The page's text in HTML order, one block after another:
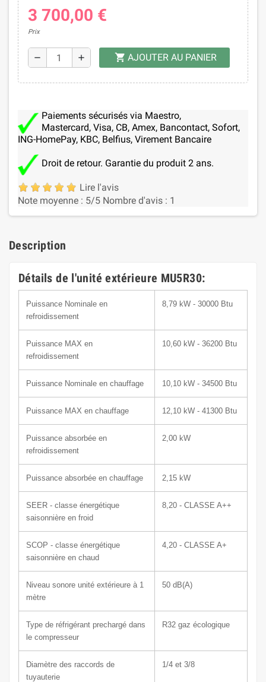
3 700,00 €
Prix
remove add shopping_cart AJOUTER AU PANIER
Paiements sécurisés via Maestro,
Mastercard, Visa, CB, Amex, Bancontact, Sofort,
ING-HomePay, KBC, Belfius, Virement Bancaire
Droit de retour. Garantie du produit 2 ans.
Lire l'avis
Note moyenne : 5/5 Nombre d'avis : 1
Description
Détails de l'unité extérieure MU5R30:
Puissance Nominale en
refroidissement
8,79 kW - 30000 Btu
Puissance MAX en
refroidissement
10,60 kW - 36200 Btu
Puissance Nominale en chauffage 10,10 kW - 34500 Btu
Puissance MAX en chauffage 12,10 kW - 41300 Btu
Puissance absorbée en
refroidissement
2,00 kW
Puissance absorbée en chauffage 2,15 kW
SEER - classe énergétique
saisonnière en froid
8,20 - CLASSE A++
SCOP - classe énergétique
saisonnière en chaud
4,20 - CLASSE A+
Niveau sonore unité extérieure à 1
mètre
50 dB(A)
Type de réfrigérant prechargé dans
le compresseur
R32 gaz écologique
Diamètre des raccords de
tuyauterie
1/4 et 3/8